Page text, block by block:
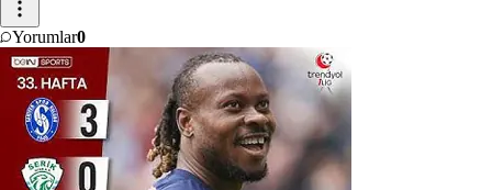
Yorumlar0